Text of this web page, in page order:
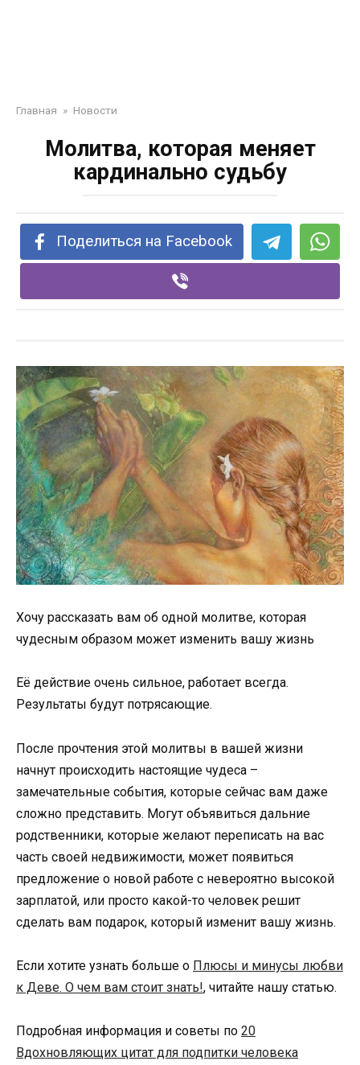
Главная » Новости
Молитва, которая меняет
кардинально судьбу
Поделиться на Facebook
Хочу рассказать вам об одной молитве, которая
чудесным образом может изменить вашу жизнь
Её действие очень сильное, работает всегда.
Результаты будут потрясающие.
После прочтения этой молитвы в вашей жизни
начнут происходить настоящие чудеса –
замечательные события, которые сейчас вам даже
сложно представить. Могут объявиться дальние
родственники, которые желают переписать на вас
часть своей недвижимости, может появиться
предложение о новой работе с невероятно высокой
зарплатой, или просто какой-то человек решит
сделать вам подарок, который изменит вашу жизнь.
Если хотите узнать больше о Плюсы и минусы любви
к Деве. О чем вам стоит знать!, читайте нашу статью.
Подробная информация и советы по 20
Вдохновляющих цитат для подпитки человека